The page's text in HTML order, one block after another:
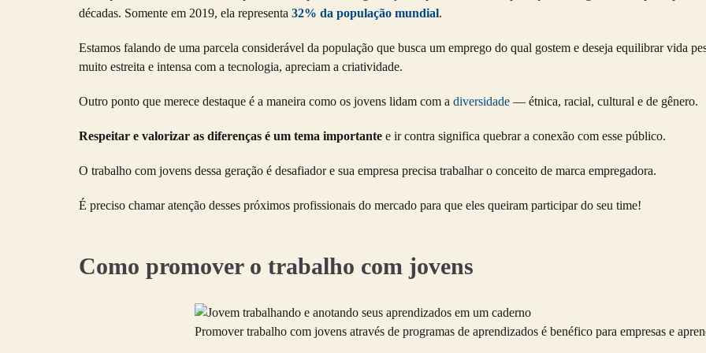
décadas. Somente em 2019, ela representa 32% da população mundial.
Estamos falando de uma parcela considerável da população que busca um emprego do qual gostem e deseja equilibrar vida
muito estreita e intensa com a tecnologia, apreciam a criatividade.
Outro ponto que merece destaque é a maneira como os jovens lidam com a diversidade — étnica, racial, cultural e de gênero.
Respeitar e valorizar as diferenças é um tema importante e ir contra significa quebrar a conexão com esse público.
O trabalho com jovens dessa geração é desafiador e sua empresa precisa trabalhar o conceito de marca empregadora.
É preciso chamar atenção desses próximos profissionais do mercado para que eles queiram participar do seu time!
Como promover o trabalho com jovens
Promover trabalho com jovens através de programas de aprendizados é benéfico para empresas e